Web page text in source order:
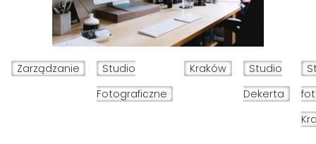
Zarządzanie
Studio
Fotograficzne
Kraków
Studio
Dekerta